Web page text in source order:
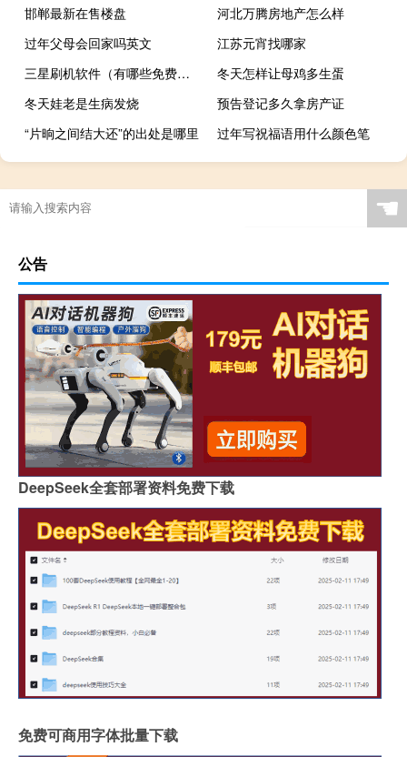
邯郸最新在售楼盘
河北万腾房地产怎么样
过年父母会回家吗英文
江苏元宵找哪家
三星刷机软件（有哪些免费的软件能给三星手机刷机）
冬天怎样让母鸡多生蛋
冬天娃老是生病发烧
预告登记多久拿房产证
“片晌之间结大还”的出处是哪里
过年写祝福语用什么颜色笔
☚
公告
DeepSeek全套部署资料免费下载
免费可商用字体批量下载